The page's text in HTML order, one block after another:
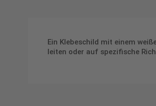
Ein Klebeschild mit einem
leiten oder auf spezifische